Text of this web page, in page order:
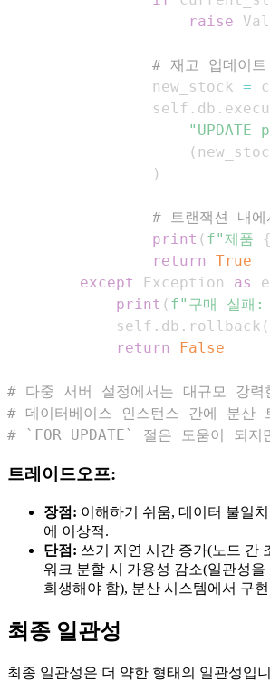
raise
# 재고 업데이트
                new_stock
=
                self
. db .
(
)
# 트랜잭션 내
print ( f"제품 {
return
True
except
Exception as e
print ( f"구매 실패:
            self
. db . rollback (
return
False
# 다중 서버 설정에서는 대규모 강력
# 데이터베이스 인스턴스 간에 분산
# `FOR UPDATE` 절은 도움이 되
트레이드오프:
장점: 이해하기 쉬움, 데이터 불일
에 이상적.
단점: 쓰기 지연 시간 증가(노드 간
워크 분할 시 가용성 감소(일관성을
희생해야 함), 분산 시스템에서 구
최종 일관성
최종 일관성은 더 약한 형태의 일관성입